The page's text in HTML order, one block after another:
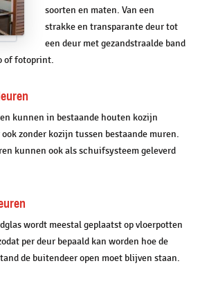
soorten en maten. Van een
strakke en transparante deur tot
een deur met gezandstraalde band
of fotoprint.
kunnen in bestaande houten kozijn
zonder kozijn tussen bestaande muren.
kunnen ook als schuifsysteem geleverd
wordt meestal geplaatst op vloerpotten
per deur bepaald kan worden hoe de
de buitendeer open moet blijven staan.